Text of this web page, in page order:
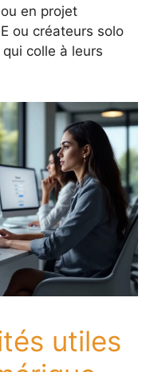
en projet
ou créateurs solo
colle à leurs
utiles